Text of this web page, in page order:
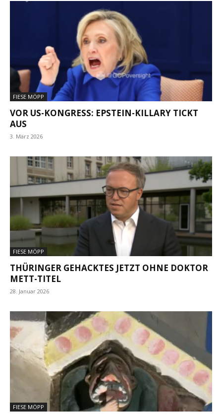
FIESE MÖPP
VOR US-KONGRESS: EPSTEIN-KILLARY TICKT
AUS
3. März 2026
FIESE MÖPP
THÜRINGER GEHACKTES JETZT OHNE DOKTOR
METT-TITEL
28. Januar 2026
FIESE MÖPP